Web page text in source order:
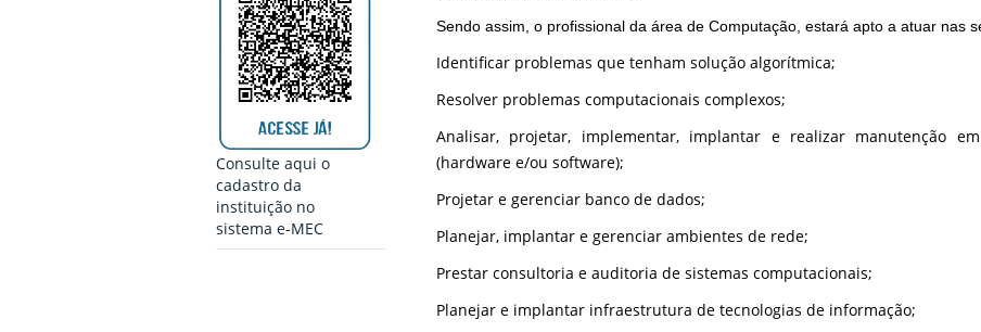
Consulte aqui o
cadastro da
instituição no
sistema e-MEC
Sendo assim, o profissional da área de Computação, estará apto a atuar nas
Identificar problemas que tenham solução algorítmica;
Resolver problemas computacionais complexos;
Analisar, projetar, implementar, implantar e realizar manutenção
(hardware e/ou software);
Projetar e gerenciar banco de dados;
Planejar, implantar e gerenciar ambientes de rede;
Prestar consultoria e auditoria de sistemas computacionais;
Planejar e implantar infraestrutura de tecnologias de informação;